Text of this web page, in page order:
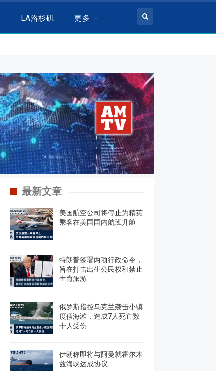
LA洛杉矶 更多
最新文章
美国航空公司将停止为精英
乘客在美国国内航班升舱
特朗普签署两项行政命令，
旨在打击出生公民权和禁止
生育旅游
俄罗斯指控乌克兰袭击小镇
度假海滩，造成7人死亡数
十人受伤
伊朗称即将与阿曼就霍尔木
兹海峡达成协议